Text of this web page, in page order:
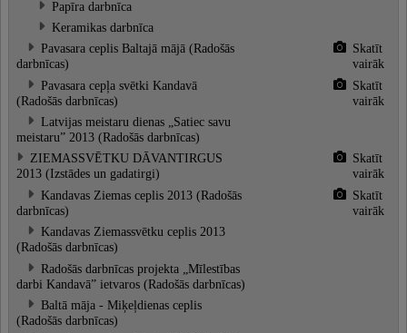
Papīra darbnīca
Keramikas darbnīca
Pavasara ceplis Baltajā mājā (Radošās
darbnīcas)
Skatīt
vairāk
Pavasara cepļa svētki Kandavā
(Radošās darbnīcas)
Skatīt
vairāk
Latvijas meistaru dienas „Satiec savu
meistaru” 2013 (Radošās darbnīcas)
ZIEMASSVĒTKU DĀVANTIRGUS
2013 (Izstādes un gadatirgi)
Skatīt
vairāk
Kandavas Ziemas ceplis 2013 (Radošās
darbnīcas)
Skatīt
vairāk
Kandavas Ziemassvētku ceplis 2013
(Radošās darbnīcas)
Radošās darbnīcas projekta „Mīlestības
darbi Kandavā” ietvaros (Radošās darbnīcas)
Baltā māja - Miķeļdienas ceplis
(Radošās darbnīcas)